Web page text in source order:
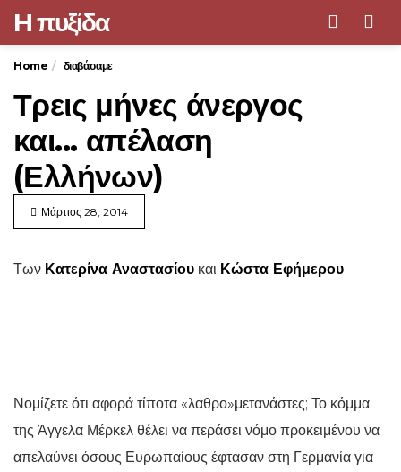
H πυξίδα
Home διαβάσαμε
Τρεις μήνες άνεργος
και... απέλαση
(Ελλήνων)
Μάρτιος 28, 2014
Των Κατερίνα Αναστασίου και Κώστα Εφήμερου
Νομίζετε ότι αφορά τίποτα «λαθρο»μετανάστες; Το κόμμα
της Άγγελα Μέρκελ θέλει να περάσει νόμο προκειμένου να
απελαύνει όσους Ευρωπαίους έφτασαν στη Γερμανία για